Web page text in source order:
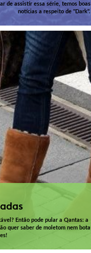
de assistir essa série, temos boas
notícias a respeito de "Dark".
Então pode pular a Qantas: a
quer saber de moletom nem bota